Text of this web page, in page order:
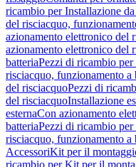
ricambio per Installazione
del risciacquo,
azionamento elettronico del
azionamento elettronico del
batteriaPezzi di ricambio
risciacquo, funzionamento a
del risciacquoPezzi di
del risciacquoInstallazione
esternaCon azionamento
batteriaPezzi di ricambio
risciacquo, funzionamento a
AccessoriKit per il
ricambio per Kit per il